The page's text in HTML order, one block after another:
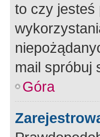
to czy jesteś
mail spróbuj
Góra